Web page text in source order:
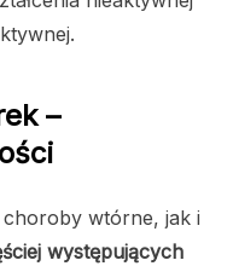
–
wtórne, jak i
występujących